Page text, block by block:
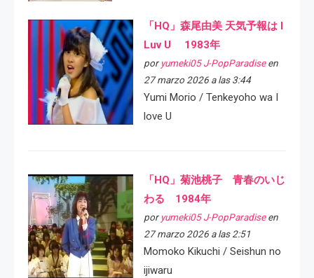
「HQ」森尾由美 天気予報は I
Luv U 1983年
por yumeki05 J-PopParadiseen
27 marzo 2026 a las 3:44
Yumi Morio / Tenkeyoho wa I
love U
「HQ」菊池桃子 青春のいじ
わる 1984年
por yumeki05 J-PopParadiseen
27 marzo 2026 a las 2:51
Momoko Kikuchi / Seishun no
ijiwaru